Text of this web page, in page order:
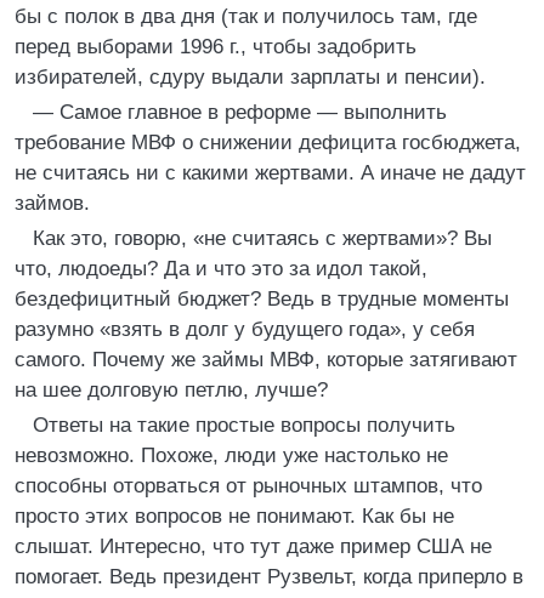
бы с полок в два дня (так и получилось там, где
перед выборами 1996 г., чтобы задобрить
избирателей, сдуру выдали зарплаты и пенсии).
— Самое главное в реформе — выполнить
требование МВФ о снижении дефицита госбюджета,
не считаясь ни с какими жертвами. А иначе не дадут
займов.
Как это, говорю, «не считаясь с жертвами»? Вы
что, людоеды? Да и что это за идол такой,
бездефицитный бюджет? Ведь в трудные моменты
разумно «взять в долг у будущего года», у себя
самого. Почему же займы МВФ, которые затягивают
на шее долговую петлю, лучше?
Ответы на такие простые вопросы получить
невозможно. Похоже, люди уже настолько не
способны оторваться от рыночных штампов, что
просто этих вопросов не понимают. Как бы не
слышат. Интересно, что тут даже пример США не
помогает. Ведь президент Рузвельт, когда приперло в